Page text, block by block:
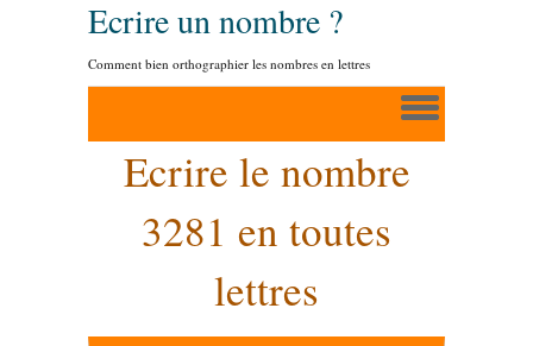
Ecrire un nombre ?
Comment bien orthographier les nombres en lettres
Ecrire le nombre
3281 en toutes
lettres